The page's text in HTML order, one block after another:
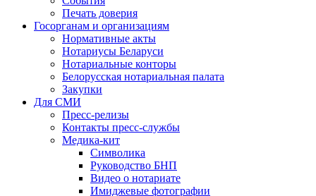
Печать доверия
Госорганам и организациям
Нормативные акты
Нотариусы Беларуси
Нотариальные конторы
Белорусская нотариальная палата
Закупки
Для СМИ
Пресс-релизы
Контакты пресс-службы
Медика-кит
Символика
Руководство БНП
Видео о нотариате
Имиджевые фотографии